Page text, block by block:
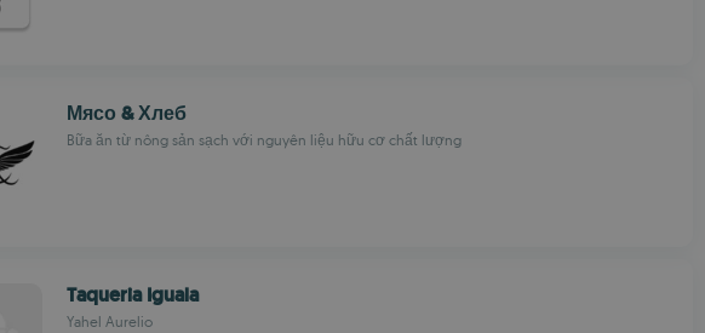
Мясо & Хлеб
Bữa ăn từ nông sản sạch với nguyên liệu hữu cơ chất lượng
Taqueria Iguala
Yahel Aurelio